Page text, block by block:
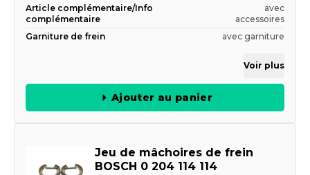
Article complémentaire/Info
complémentaire
avec
accessoires
Garniture de frein
avec garniture
Voir plus
Ajouter au panier
Jeu de mâchoires de frein
BOSCH 0 204 114 114